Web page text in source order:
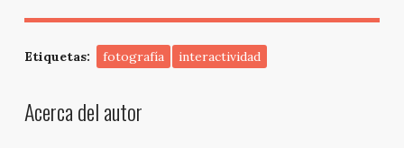
Etiquetas: fotografía interactividad
Acerca del autor